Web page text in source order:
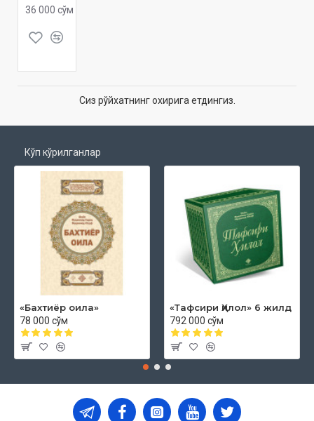
36 000 сўм
Сиз рўйхатнинг охирига етдингиз.
Кўп кўрилганлар
«Бахтиёр оила»
78 000 сўм
«Тафсири Ҳилол» 6 жилд
792 000 сўм